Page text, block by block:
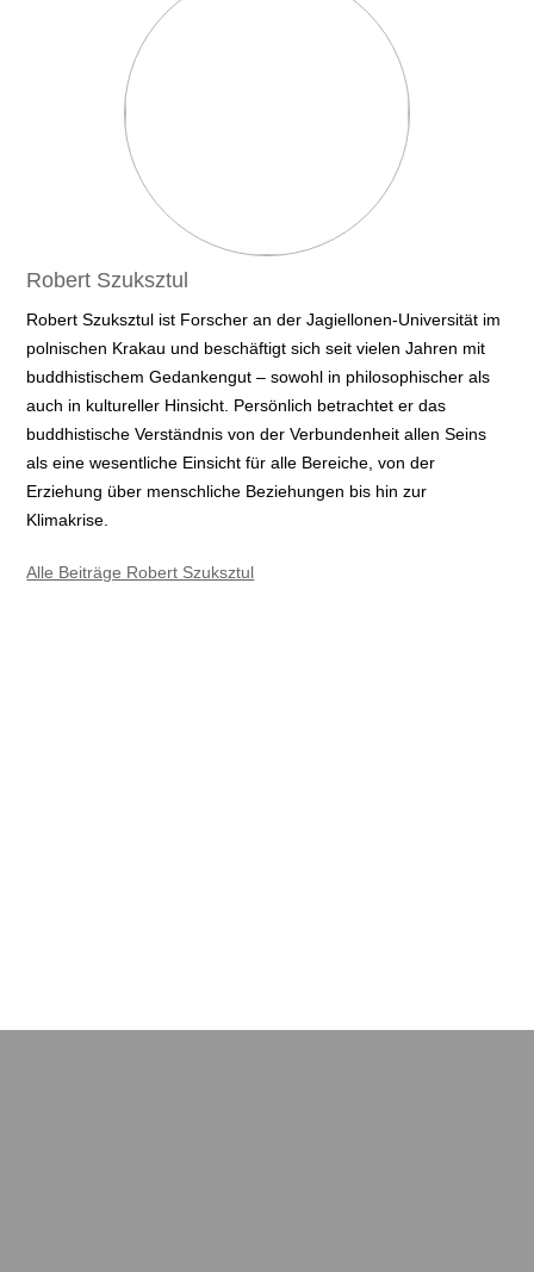
Robert Szuksztul
Robert Szuksztul ist Forscher an der Jagiellonen-Universität im
polnischen Krakau und beschäftigt sich seit vielen Jahren mit
buddhistischem Gedankengut – sowohl in philosophischer als
auch in kultureller Hinsicht. Persönlich betrachtet er das
buddhistische Verständnis von der Verbundenheit allen Seins
als eine wesentliche Einsicht für alle Bereiche, von der
Erziehung über menschliche Beziehungen bis hin zur
Klimakrise.
Alle Beiträge Robert Szuksztul